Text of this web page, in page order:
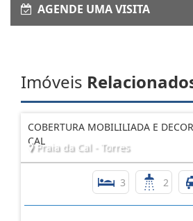
AGENDE UMA VISITA
Imóveis
COBERTURA MOBILILIADA E
CAL
Praia da Cal - Torres
3 2